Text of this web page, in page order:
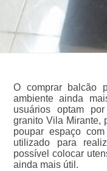
O comprar balcão
ambiente ainda
usuários optam
granito Vila Mirante,
poupar espaço
utilizado para
possível colocar
ainda mais útil.